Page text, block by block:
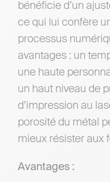
bénéficie d’un
ce qui lui confère
processus
avantages : un
une haute
un haut niveau de
d’impression au
porosité du métal
mieux résister aux
Avantages :